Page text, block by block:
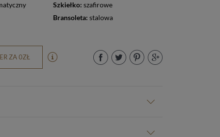
Szkiełko: szafirowe
Bransoleta: stalowa
ZA 0ZŁ